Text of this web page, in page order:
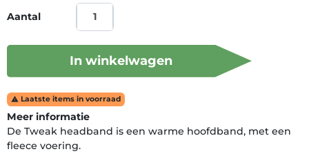
Aantal
In winkelwagen
 Laatste items in voorraad
Meer informatie
De Tweak headband is een warme hoofdband, met een
fleece voering.